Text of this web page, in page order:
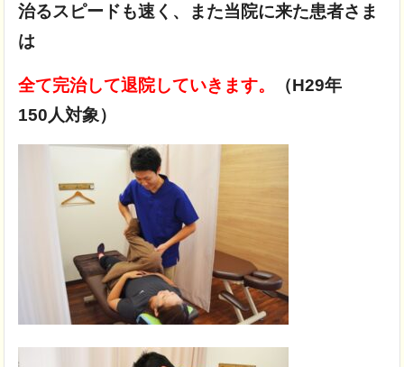
治るスピードも速く、また当院に来た患者さま
は
全て完治して退院していきます。
（H29年
150人対象）